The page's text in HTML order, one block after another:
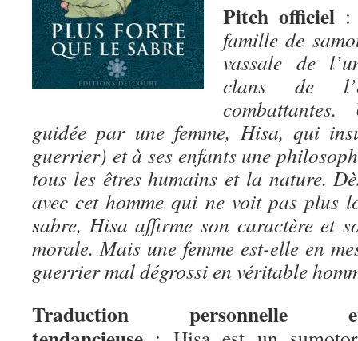
Pitch officiel
famille de
vassale de
clans de
guidée par une femme, Hisa, qui
guerrier) et à ses enfants une
tous les êtres humains et la nature.
avec cet homme qui ne voit pas plus
sabre, Hisa affirme son caractère et
morale. Mais une femme est-elle en
guerrier mal dégrossi en véritable
Traduction personnelle